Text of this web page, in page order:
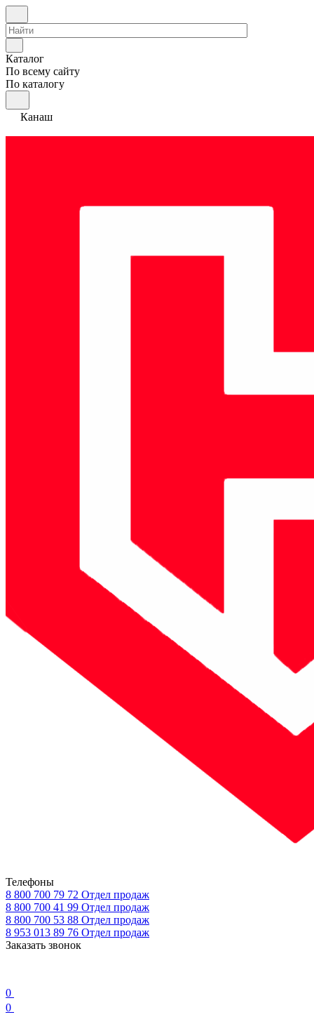
Каталог
По всему сайту
По каталогу
Канаш
Телефоны
8 800 700 79 72 Отдел продаж
8 800 700 41 99 Отдел продаж
8 800 700 53 88 Отдел продаж
8 953 013 89 76 Отдел продаж
Заказать звонок
0
0